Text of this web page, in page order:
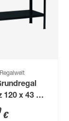
120 x 43 x
Böden à 65
€